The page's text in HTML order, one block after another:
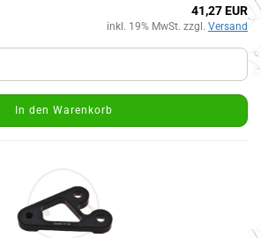
41,27 EUR
inkl. 19% MwSt. zzgl. Versand
In den Warenkorb